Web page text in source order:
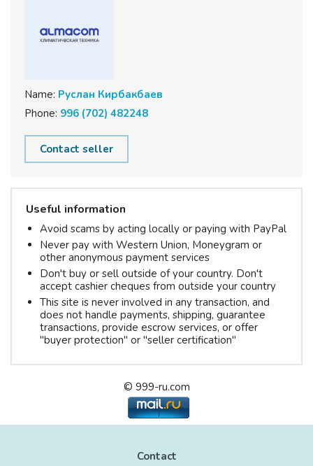
Name: Руслан Кирбакбаев
Phone: 996 (702) 482248
Contact seller
Useful information
Avoid scams by acting locally or paying with PayPal
Never pay with Western Union, Moneygram or
other anonymous payment services
Don't buy or sell outside of your country. Don't
accept cashier cheques from outside your country
This site is never involved in any transaction, and
does not handle payments, shipping, guarantee
transactions, provide escrow services, or offer
"buyer protection" or "seller certification"
© 999-ru.com
Contact